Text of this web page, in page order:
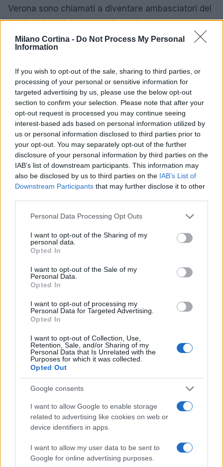
Milano Cortina - Do Not Process My Personal
Information
If you wish to opt-out of the sale, sharing to third parties, or
processing of your personal or sensitive information for
targeted advertising by us, please use the below opt-out
section to confirm your selection. Please note that after your
opt-out request is processed you may continue seeing
interest-based ads based on personal information utilized by
us or personal information disclosed to third parties prior to
your opt-out. You may separately opt-out of the further
disclosure of your personal information by third parties on the
IAB’s list of downstream participants. This information may
also be disclosed by us to third parties on the IAB’s List of
Downstream Participants that may further disclose it to other
Please note that this website/app uses one or more Google
not limited to your visit or usage behaviour. You may click to
grant or deny consent to Google and its third-party tags to
use your data for below specified purposes in below Google
consent section.
Personal Data Processing Opt Outs
I want to opt-out of the Sharing of my
personal data.
Opted In
I want to opt-out of the Sale of my
Personal Data.
Opted In
I want to opt-out of processing my
Personal Data for Targeted Advertising.
Opted In
I want to opt-out of Collection, Use,
Retention, Sale, and/or Sharing of my
Personal Data that Is Unrelated with the
Purposes for which it was collected.
Opted Out
Google consents
I want to allow Google to enable storage
related to advertising like cookies on web or
device identifiers in apps.
I want to allow my user data to be sent to
Google for online advertising purposes.
Verona sono chiamati a diventare ambasciatori del
patrimonio artistico, contribuendo attivamente allo
sviluppo del turismo locale. Le esperienze
immersive, unite a una forte gestione culturale,
riferimento per il turismo in Italia, soprattutto in un
momento di crescente interesse per le esperienze
autentiche e significative. Chi non vorrebbe essere
parte di una storia così affascinante?
AUTORE
Continua a leggere